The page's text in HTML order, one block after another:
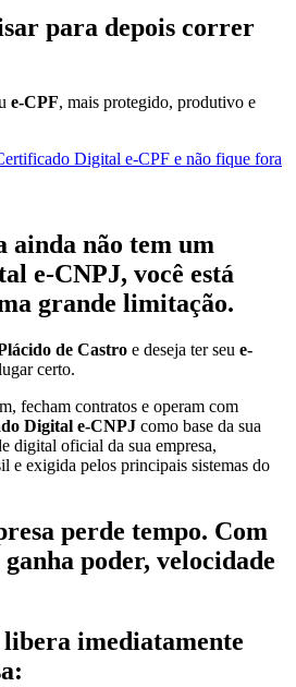
para depois correr
e-CPF, mais protegido, produtivo e
Digital e-CPF e não fique fora
ainda não tem um
e-CNPJ, você está
grande limitação.
de Castro e deseja ter seu e-
certo.
fecham contratos e operam com
Digital e-CNPJ como base da sua
digital oficial da sua empresa,
e exigida pelos principais sistemas do
perde tempo. Com
ganha poder, velocidade
libera imediatamente